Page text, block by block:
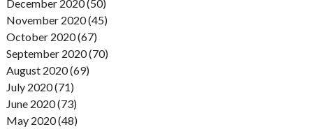
December 2020 (50)
November 2020 (45)
October 2020 (67)
September 2020 (70)
August 2020 (69)
July 2020 (71)
June 2020 (73)
May 2020 (48)